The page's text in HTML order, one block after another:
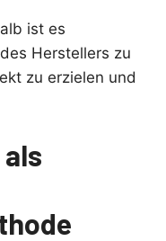
ist es
Herstellers zu
zu erzielen und